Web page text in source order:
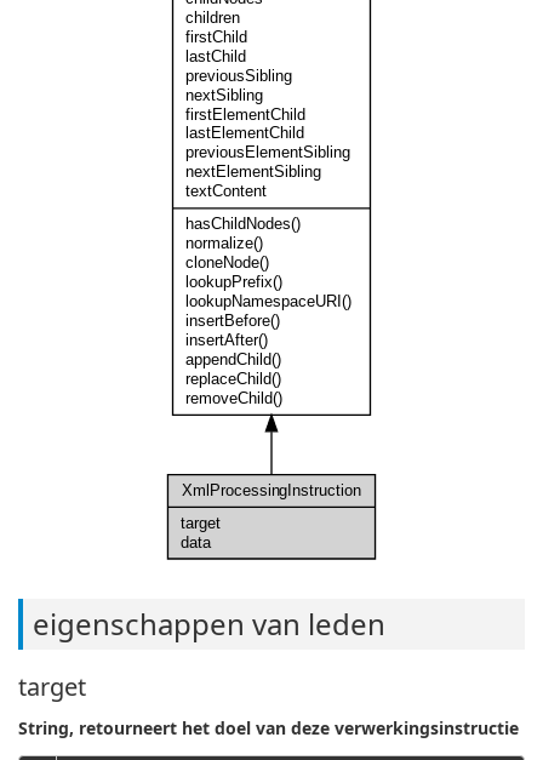
children
firstChild
lastChild
previousSibling
nextSibling
firstElementChild
lastElementChild
previousElementSibling
nextElementSibling
textContent
hasChildNodes()
normalize()
cloneNode()
lookupPrefix()
lookupNamespaceURI()
insertBefore()
insertAfter()
appendChild()
replaceChild()
removeChild()
XmlProcessingInstruction
target
data
eigenschappen van leden
target
String, retourneert het doel van deze verwerkingsinstructie